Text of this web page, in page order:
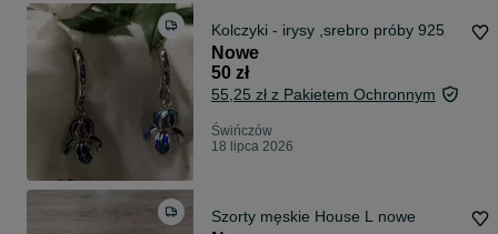
Kolczyki - irysy ,srebro próby 925
Nowe
50 zł
55,25 zł z Pakietem Ochronnym
Świńczów
18 lipca 2026
Szorty męskie House L nowe